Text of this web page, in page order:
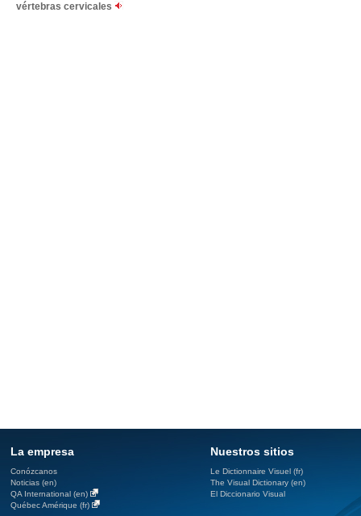
vértebras cervicales
La empresa
Conózcanos
Noticias (en)
QA International (en)
Québec Amérique (fr)
Nuestros sitios
Le Dictionnaire Visuel (fr)
The Visual Dictionary (en)
El Diccionario Visual